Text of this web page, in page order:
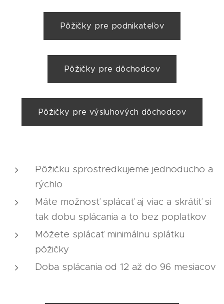
Pôžičky pre podnikateľov
Pôžičky pre dôchodcov
Pôžičky pre výsluhových dôchodcov
Pôžičku sprostredkujeme jednoducho a
rýchlo
Máte možnosť splácať aj viac a skrátiť si
tak dobu splácania a to bez poplatkov
Môžete splácať minimálnu splátku
pôžičky
Doba splácania od 12 až do 96 mesiacov